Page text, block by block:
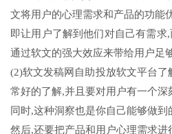
文将用户的心理需求和产品的功能
即让用户了解到他们对自己有需求
通过软文的强大效应来带给用户足
(2)软文发稿网自助投放软文平台
常好的了解,并且要对用户有一个深
同时,这种洞察也是你自己能够做到
然后,还要把产品和用户心理需求进